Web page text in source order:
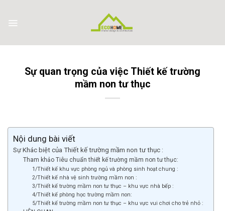
content
Sự quan trọng của việc Thiết kế trường
mầm non tư thục
Nội dung bài viết
Sự Khác biệt của Thiết kế trường mầm non tư thục :
Tham khảo Tiêu chuẩn thiết kế trường mầm non tư thục:
1/Thiết kế khu vực phòng ngủ và phòng sinh hoạt chung :
2/Thiết kế nhà vệ sinh trường mầm non :
3/Thiết kế trường mầm non tư thục – khu vực nhà bếp :
4/Thiết kế phòng học trường mầm non:
5/Thiết kế trường mầm non tư thục – khu vực vui chơi cho trẻ nhỏ :